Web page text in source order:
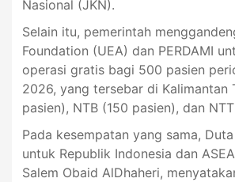
Nasional (JKN).
Selain itu, pemerintah
Foundation (UEA) dan PERDAMI
operasi gratis bagi 500 pasien
2026, yang tersebar di Kalimantan
pasien), NTB (150 pasien), dan
Pada kesempatan yang sama,
untuk Republik Indonesia dan
Salem Obaid AlDhaheri,